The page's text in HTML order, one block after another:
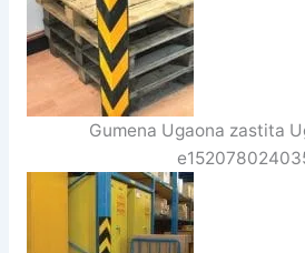
Gumena Ugaona zastita